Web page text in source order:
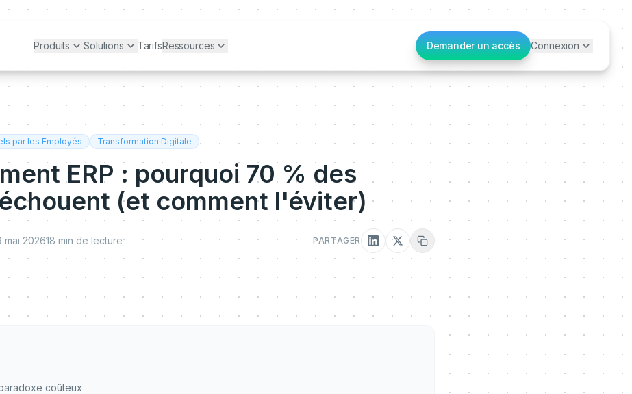
Produits Solutions TarifsRessources Demander un accès Connexion
par les Employés Transformation Digitale
ERP : pourquoi 70 % des
(et comment l'éviter)
mai 202618 min de lecture PARTAGER
coûteux